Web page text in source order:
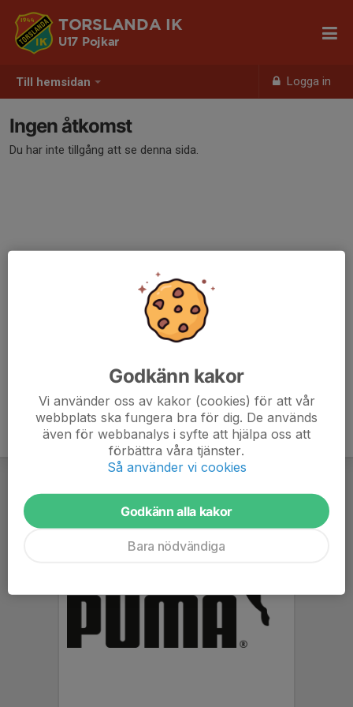
Till hemsidan Logga in
TORSLANDA IK
U17 Pojkar
Ingen åtkomst
Du har inte tillgång att se denna sida.
Godkänn kakor
Vi använder oss av kakor (cookies) för att vår
webbplats ska fungera bra för dig. De används
även för webbanalys i syfte att hjälpa oss att
förbättra våra tjänster.
Så använder vi cookies
Godkänn alla kakor
Bara nödvändiga